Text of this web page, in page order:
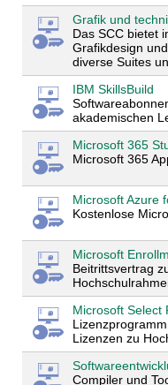
Grafik und
Das SCC bietet
Grafikdesign
diverse Suites
IBM SkillsBuild
akademischen
Microsoft 365
Microsoft 365
Microsoft Azure
Kostenlose
Microsoft
Beitrittsvertrag
Microsoft Select
Lizenzen zu
Compiler und